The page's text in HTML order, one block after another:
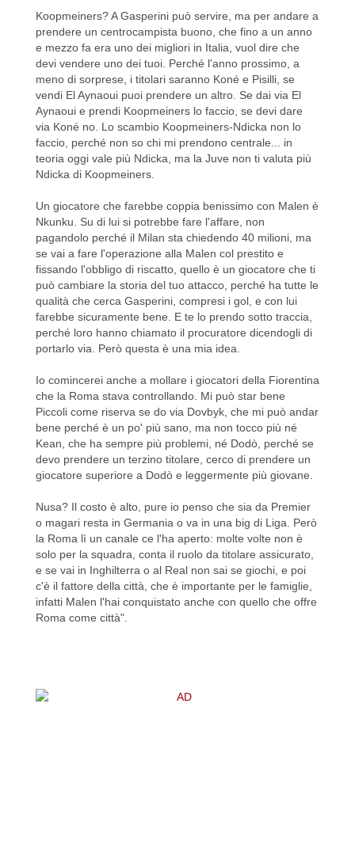
Koopmeiners? A Gasperini può servire, ma per andare a
prendere un centrocampista buono, che fino a un anno
e mezzo fa era uno dei migliori in Italia, vuol dire che
devi vendere uno dei tuoi. Perché l'anno prossimo, a
meno di sorprese, i titolari saranno Koné e Pisilli, se
vendi El Aynaoui puoi prendere un altro. Se dai via El
Aynaoui e prendi Koopmeiners lo faccio, se devi dare
via Koné no. Lo scambio Koopmeiners-Ndicka non lo
faccio, perché non so chi mi prendono centrale... in
teoria oggi vale più Ndicka, ma la Juve non ti valuta più
Ndicka di Koopmeiners.
Un giocatore che farebbe coppia benissimo con Malen è
Nkunku. Su di lui si potrebbe fare l'affare, non
pagandolo perché il Milan sta chiedendo 40 milioni, ma
se vai a fare l'operazione alla Malen col prestito e
fissando l'obbligo di riscatto, quello è un giocatore che ti
può cambiare la storia del tuo attacco, perché ha tutte le
qualità che cerca Gasperini, compresi i gol, e con lui
farebbe sicuramente bene. E te lo prendo sotto traccia,
perché loro hanno chiamato il procuratore dicendogli di
portarlo via. Però questa è una mia idea.
Io comincerei anche a mollare i giocatori della Fiorentina
che la Roma stava controllando. Mi può star bene
Piccoli come riserva se do via Dovbyk, che mi può andar
bene perché è un po' più sano, ma non tocco più né
Kean, che ha sempre più problemi, né Dodò, perché se
devo prendere un terzino titolare, cerco di prendere un
giocatore superiore a Dodò e leggermente più giovane.
Nusa? Il costo è alto, pure io penso che sia da Premier
o magari resta in Germania o va in una big di Liga. Però
la Roma lì un canale ce l'ha aperto: molte volte non è
solo per la squadra, conta il ruolo da titolare assicurato,
e se vai in Inghilterra o al Real non sai se giochi, e poi
c'è il fattore della città, che è importante per le famiglie,
infatti Malen l'hai conquistato anche con quello che offre
Roma come città".